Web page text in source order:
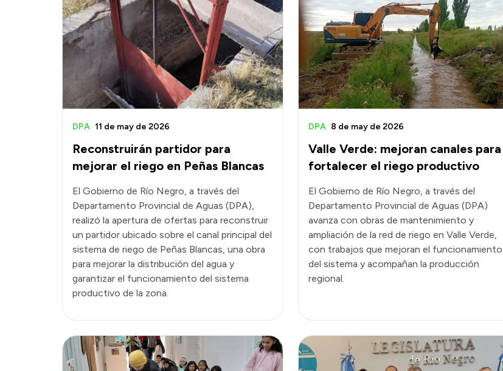
Reconstruirán partidor para
mejorar el riego en Peñas Blancas
DPA 11 de may de 2026
El Gobierno de Río Negro, a través del
Departamento Provincial de Aguas (DPA),
realizó la apertura de ofertas para reconstruir
un partidor ubicado sobre el canal principal del
sistema de riego de Peñas Blancas, una obra
para mejorar la distribución del agua y
garantizar el funcionamiento del sistema
productivo de la zona.
Valle Verde: mejoran canales para
fortalecer el riego productivo
DPA 8 de may de 2026
El Gobierno de Río Negro, a través del
Departamento Provincial de Aguas (DPA)
avanza con obras de mantenimiento y
ampliación de la red de riego en Valle Verde,
con trabajos que mejoran el funcionamiento
del sistema y acompañan la producción
regional.